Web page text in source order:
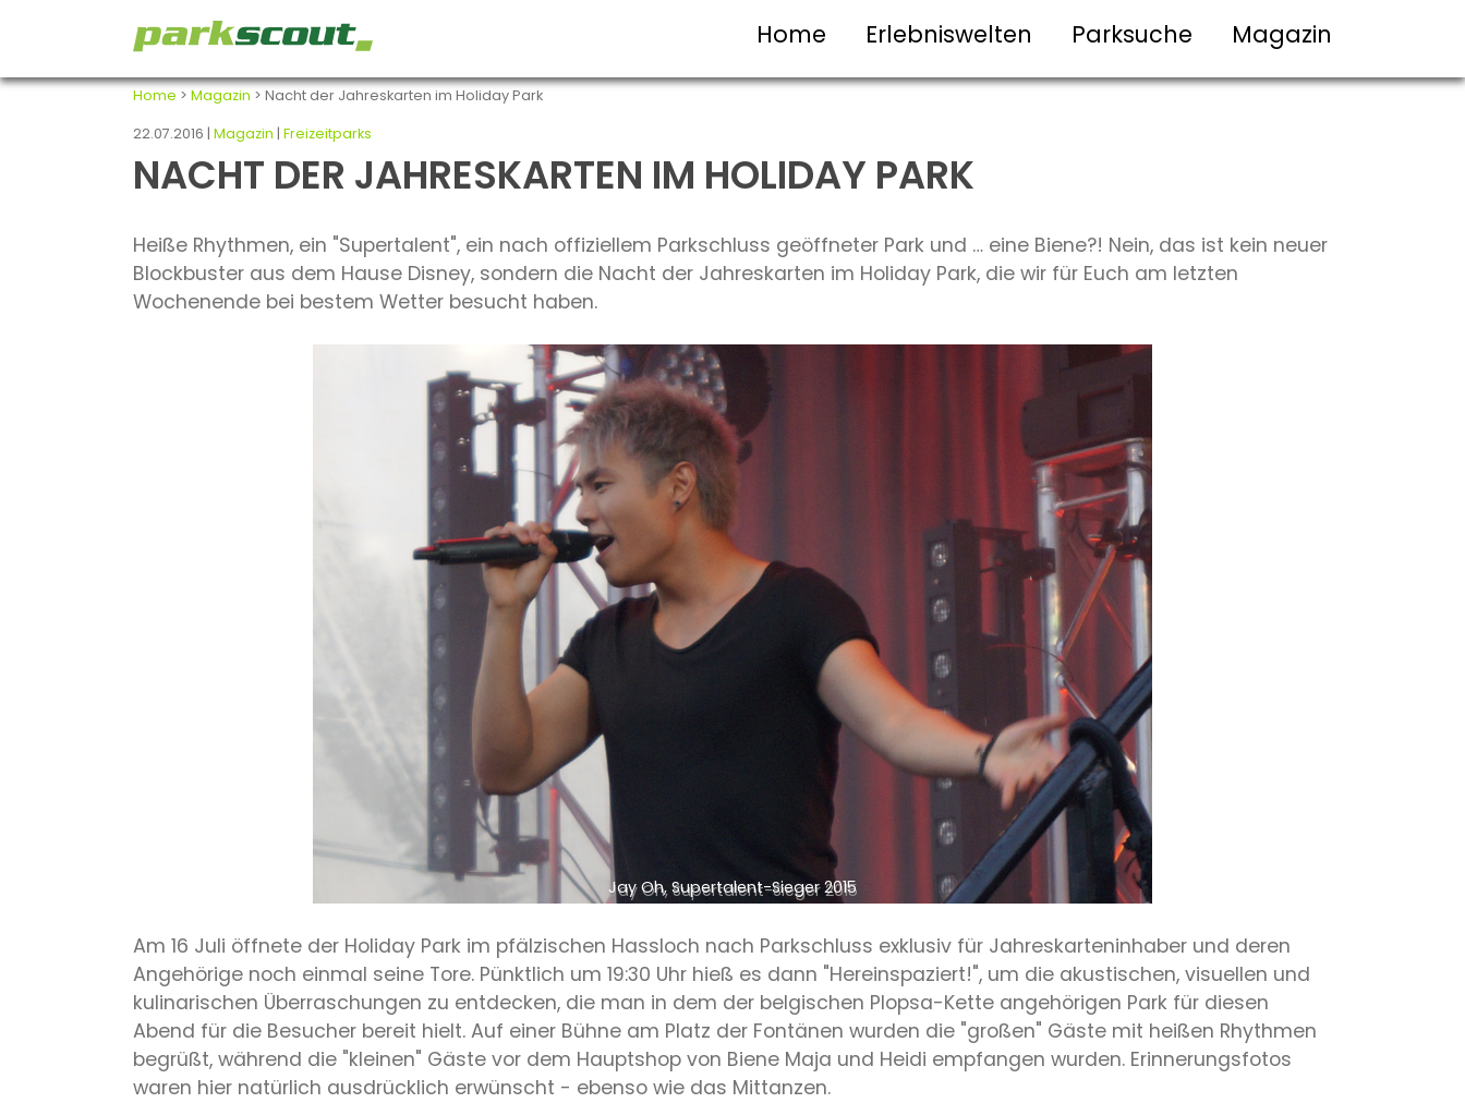
Home Erlebniswelten Parksuche Magazin
Home > Magazin > Nacht der Jahreskarten im Holiday Park
22.07.2016 | Magazin Freizeitparks
NACHT DER JAHRESKARTEN IM HOLIDAY PARK
Heiße Rhythmen, ein "Supertalent", ein nach offiziellem Parkschluss geöffneter Park und … eine Biene?! Nein, das ist kein neuer
Blockbuster aus dem Hause Disney, sondern die Nacht der Jahreskarten im Holiday Park, die wir für Euch am letzten
Wochenende bei bestem Wetter besucht haben.
Jay Oh, Supertalent-Sieger 2015
Am 16 Juli öffnete der Holiday Park im pfälzischen Hassloch nach Parkschluss exklusiv für Jahreskarteninhaber und deren
Angehörige noch einmal seine Tore. Pünktlich um 19:30 Uhr hieß es dann "Hereinspaziert!", um die akustischen, visuellen und
kulinarischen Überraschungen zu entdecken, die man in dem der belgischen Plopsa-Kette angehörigen Park für diesen
Abend für die Besucher bereit hielt. Auf einer Bühne am Platz der Fontänen wurden die "großen" Gäste mit heißen Rhythmen
begrüßt, während die "kleinen" Gäste vor dem Hauptshop von Biene Maja und Heidi empfangen wurden. Erinnerungsfotos
waren hier natürlich ausdrücklich erwünscht - ebenso wie das Mittanzen.